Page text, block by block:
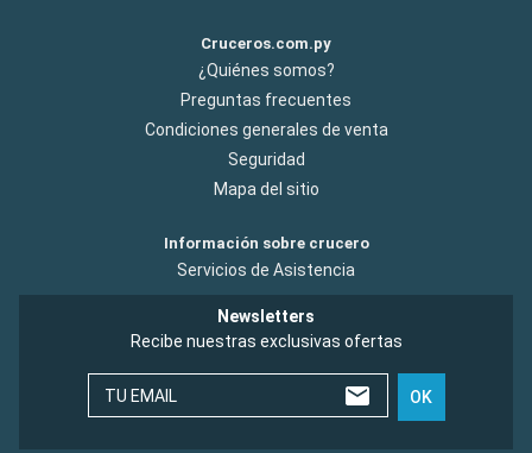
Cruceros.com.py
¿Quiénes somos?
Preguntas frecuentes
Condiciones generales de venta
Seguridad
Mapa del sitio
Información sobre crucero
Servicios de Asistencia
Newsletters
Recibe nuestras exclusivas ofertas
TU EMAIL OK